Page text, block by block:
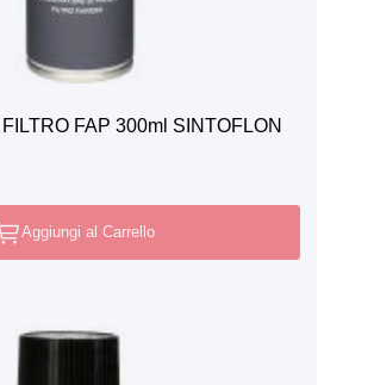
FAP 300ml SINTOFLON
Aggiungi al Carrello